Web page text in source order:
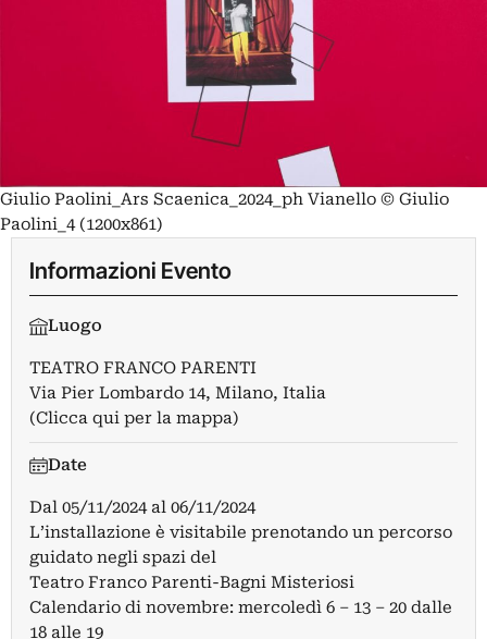
Giulio Paolini_Ars Scaenica_2024_ph Vianello © Giulio
Paolini_4 (1200x861)
Informazioni Evento
Luogo
TEATRO FRANCO PARENTI
Via Pier Lombardo 14, Milano, Italia
(Clicca qui per la mappa)
Date
Dal 05/11/2024al 06/11/2024
L’installazione è visitabile prenotando un percorso
guidato negli spazi del
Teatro Franco Parenti-Bagni Misteriosi
Calendario di novembre: mercoledì 6 – 13 – 20 dalle
18 alle 19